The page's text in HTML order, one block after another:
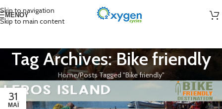
Skip to navigation
Skip to main content
ΜΕΝΟΎ
Tag Archives: Bike friendly
Home Posts Tagged "Bike friendly"
31
ΜΆΙ